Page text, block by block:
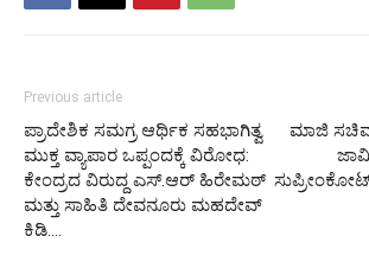
Previous article
ಪ್ರಾದೇಶಿಕ ಸಮಗ್ರ ಆರ್ಥಿಕ ಸಹಭಾಗಿತ್ವ
ಮುಕ್ತ ವ್ಯಾಪಾರ ಒಪ್ಪಂದಕ್ಕೆ ವಿರೋಧ:
ಕೇಂದ್ರದ ವಿರುದ್ದ ಎಸ್.ಆರ್ ಹಿರೇಮಠ್
ಮತ್ತು ಸಾಹಿತಿ ದೇವನೂರು ಮಹದೇವ್
ಕಿಡಿ….
ಮಾಜಿ